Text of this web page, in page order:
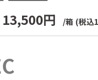
13,500円 /箱 (税込